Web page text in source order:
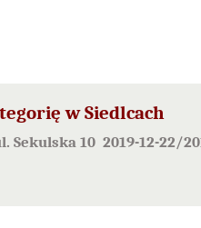
w Siedlcach
Sekulska 10 2019-12-22/